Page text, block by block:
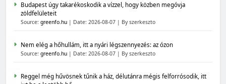
Budapest úgy takarékoskodik a vízzel, hogy közben megóvja
zöldfelületeit
Source: greenfo.hu Date: 2026-08-07 By szerkeszto
Nem elég a hőhullám, itt a nyári légszennyezés: az ózon
Source: greenfo.hu Date: 2026-08-07 By szerkeszto
Reggel még hűvösnek tűnik a ház, délutánra mégis felforrósodik, itt